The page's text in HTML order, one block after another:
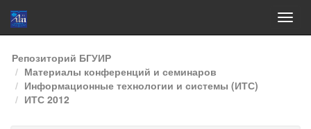
Skip
navigation
Репозиторий БГУИР
Материалы конференций и семинаров
Информационные технологии и системы (ИТС)
ИТС 2012